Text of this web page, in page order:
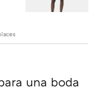
una boda